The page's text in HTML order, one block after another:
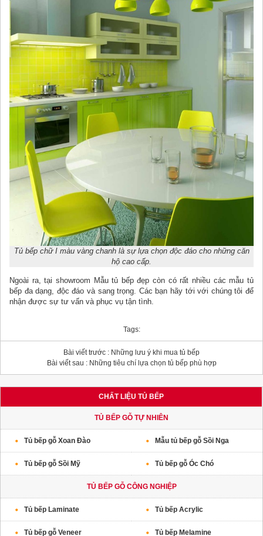
Tủ bếp chữ I màu vàng chanh là sự lựa chọn độc đáo cho những căn
hộ cao cấp.
Ngoài ra, tại showroom Mẫu tủ bếp đẹp còn có rất nhiều các mẫu tủ
bếp đa dạng, độc đáo và sang trọng. Các bạn hãy tới với chúng tôi để
nhận được sự tư vấn và phục vụ tận tình.
Tags:
Bài viết trước : Những lưu ý khi mua tủ bếp
Bài viết sau :Những tiêu chí lựa chọn tủ bếp phù hợp
CHẤT LIỆU TỦ BẾP
TỦ BẾP GỖ TỰ NHIÊN
Tủ bếp gỗ Xoan Đào Mẫu tủ bếp gỗ Sồi Nga
Tủ bếp gỗ Sồi Mỹ Tủ bếp gỗ Óc Chó
TỦ BẾP GỖ CÔNG NGHIỆP
Tủ bếp Laminate Tủ bếp Acrylic
Tủ bếp gỗ Veneer Tủ bếp Melamine